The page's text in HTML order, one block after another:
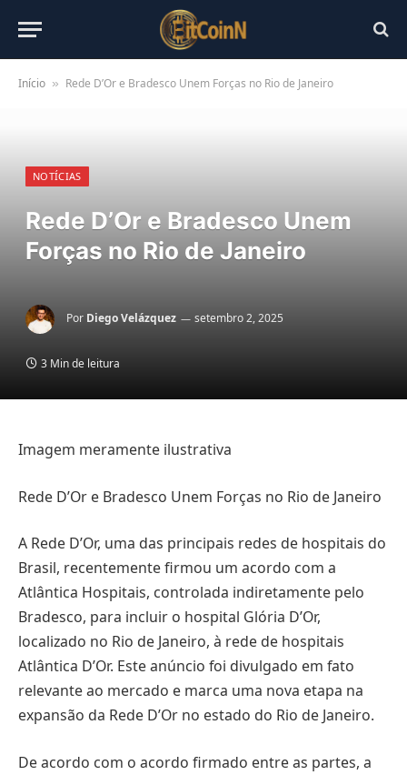
Início » Rede D’Or e Bradesco Unem Forças no Rio de Janeiro
NOTÍCIAS
Rede D’Or e Bradesco Unem
Forças no Rio de Janeiro
Por Diego Velázquez setembro 2, 2025
3 Min de leitura
Imagem meramente ilustrativa
Rede D’Or e Bradesco Unem Forças no Rio de Janeiro
A Rede D’Or, uma das principais redes de hospitais do
Brasil, recentemente firmou um acordo com a
Atlântica Hospitais, controlada indiretamente pelo
Bradesco, para incluir o hospital Glória D’Or,
localizado no Rio de Janeiro, à rede de hospitais
Atlântica D’Or. Este anúncio foi divulgado em fato
relevante ao mercado e marca uma nova etapa na
expansão da Rede D’Or no estado do Rio de Janeiro.
De acordo com o acordo firmado entre as partes, a